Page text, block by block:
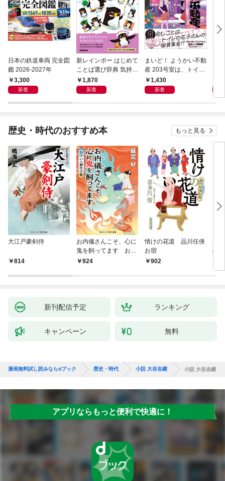
日本の鉄道車両 完全図
鑑 2026-2027年
3,300
新着
新レインボー はじめて
ことば選び辞典 気持ち
のことば
1,870
新着
まいど！ ようかい不動
産 203号室は、トイレ
の花子さんの部屋？
1,430
新着
歴史・時代のおすすめ本 もっと見る
大江戸豪剣侍
814
お内儀さんこそ、心に
鬼を飼ってます おけ
いの戯作手帖
924
情けの花道 品川任侠
お宿
902
の
新刊配信予定 ランキング
キャンペーン 無料
漫画無料試し読みならdブック 歴史・時代 小説 大谷吉継 小説 大谷吉継
アプリならもっと便利で快適に！